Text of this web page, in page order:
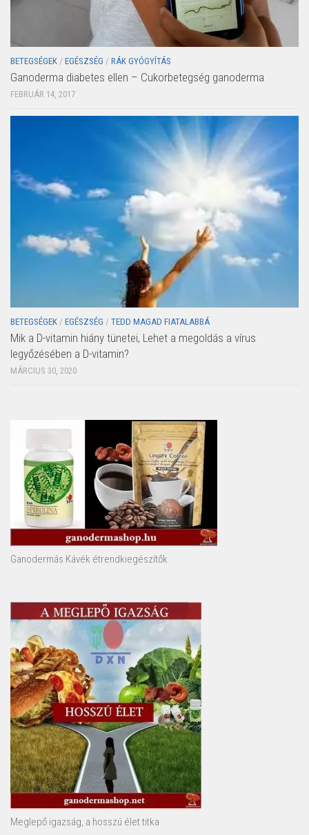
BETEGSÉGEK / EGÉSZSÉG / RÁK GYÓGYÍTÁS
Ganoderma diabetes ellen – Cukorbetegség ganoderma
FEBRUÁR 14, 2017
BETEGSÉGEK / EGÉSZSÉG / TEDD MAGAD FIATALABBÁ
Mik a D-vitamin hiány tünetei, Lehet a megoldás a vírus
legyőzésében a D-vitamin?
MÁRCIUS 30, 2020
Ganodermás Kávék étrendkiegészítők
Meglepő igazság, a hosszú élet titka